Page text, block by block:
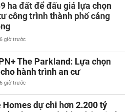
ha đất để đấu giá lựa chọn
công trình thành phố cảng
giờ trước
The Parkland: Lựa chọn
hành trình an cư
giờ trước
Homes dự chi hơn 2.200 tỷ